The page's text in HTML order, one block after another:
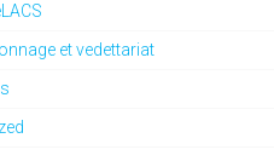
et vedettariat